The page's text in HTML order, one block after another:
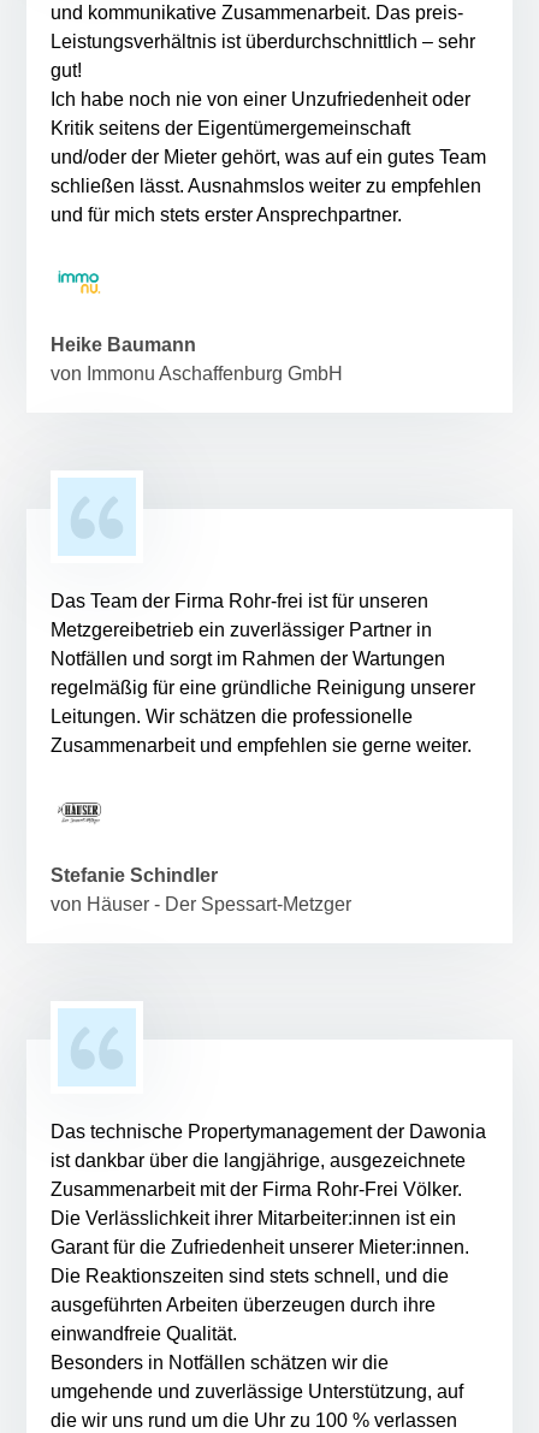
und kommunikative Zusammenarbeit. Das preis-
Leistungsverhältnis ist überdurchschnittlich – sehr
gut!
Ich habe noch nie von einer Unzufriedenheit oder
Kritik seitens der Eigentümergemeinschaft
und/oder der Mieter gehört, was auf ein gutes Team
schließen lässt. Ausnahmslos weiter zu empfehlen
und für mich stets erster Ansprechpartner.
Heike Baumann
von Immonu Aschaffenburg GmbH
Das Team der Firma Rohr-frei ist für unseren
Metzgereibetrieb ein zuverlässiger Partner in
Notfällen und sorgt im Rahmen der Wartungen
regelmäßig für eine gründliche Reinigung unserer
Leitungen. Wir schätzen die professionelle
Zusammenarbeit und empfehlen sie gerne weiter.
Stefanie Schindler
von Häuser - Der Spessart-Metzger
Das technische Propertymanagement der Dawonia
ist dankbar über die langjährige, ausgezeichnete
Zusammenarbeit mit der Firma Rohr-Frei Völker.
Die Verlässlichkeit ihrer Mitarbeiter:innen ist ein
Garant für die Zufriedenheit unserer Mieter:innen.
Die Reaktionszeiten sind stets schnell, und die
ausgeführten Arbeiten überzeugen durch ihre
einwandfreie Qualität.
Besonders in Notfällen schätzen wir die
umgehende und zuverlässige Unterstützung, auf
die wir uns rund um die Uhr zu 100 % verlassen